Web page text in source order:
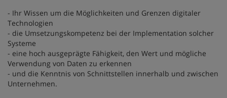
- Ihr Wissen um die Möglichkeiten und Grenzen digitaler
Technologien
- die Umsetzungskompetenz bei der Implementation solcher
Systeme
- eine hoch ausgeprägte Fähigkeit, den Wert und mögliche
Verwendung von Daten zu erkennen
- und die Kenntnis von Schnittstellen innerhalb und zwischen
Unternehmen.